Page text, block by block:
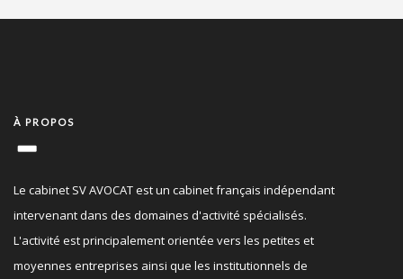
À PROPOS
Le cabinet SV AVOCAT est un cabinet français indépendant
intervenant dans des domaines d'activité spécialisés.
L'activité est principalement orientée vers les petites et
moyennes entreprises ainsi que les institutionnels de